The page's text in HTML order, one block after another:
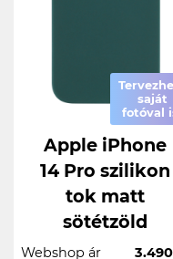
saját
fotóval
Apple iPhone
14 Pro szilikon
tok matt
sötétzöld
Webshop ár